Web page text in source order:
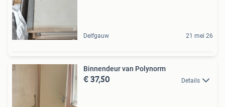
Delfgauw 21 mei 26
Binnendeur van Polynorm
€ 37,50 Details